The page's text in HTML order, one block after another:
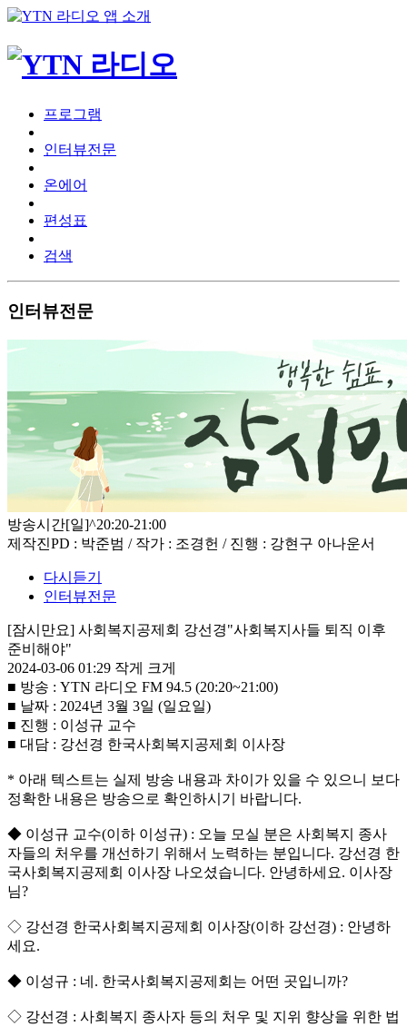
프로그램
인터뷰전문
온에어
편성표
검색
인터뷰전문
방송시간[일]^20:20-21:00
제작진PD : 박준범 / 작가 : 조경헌 / 진행 : 강현구 아나운서
다시듣기
인터뷰전문
[잠시만요] 사회복지공제회 강선경"사회복지사들 퇴직 이후
준비해야"
2024-03-06 01:29 작게
크게
■ 방송 : YTN 라디오 FM 94.5 (20:20~21:00)
■ 날짜 : 2024년 3월 3일 (일요일)
■ 진행 : 이성규 교수
■ 대담 : 강선경 한국사회복지공제회 이사장
* 아래 텍스트는 실제 방송 내용과 차이가 있을 수 있으니 보다
정확한 내용은 방송으로 확인하시기 바랍니다.
◆ 이성규 교수(이하 이성규) : 오늘 모실 분은 사회복지 종사
자들의 처우를 개선하기 위해서 노력하는 분입니다. 강선경 한
국사회복지공제회 이사장 나오셨습니다. 안녕하세요. 이사장
님?
◇ 강선경 한국사회복지공제회 이사장(이하 강선경) : 안녕하
세요.
◆ 이성규 : 네. 한국사회복지공제회는 어떤 곳입니까?
◇ 강선경 : 사회복지 종사자 등의 처우 및 지위 향상을 위한 법